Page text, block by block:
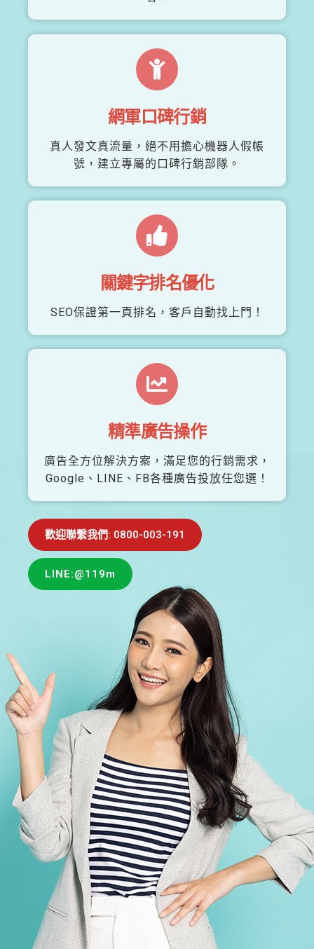
網軍口碑行銷
真人發文真流量，絕不用擔心機器人假帳
號，建立專屬的口碑行銷部隊。
關鍵字排名優化
SEO保證第一頁排名，客戶自動找上門！
精準廣告操作
廣告全方位解決方案，滿足您的行銷需求，
Google、LINE、FB各種廣告投放任您選！
歡迎聯繫我們: 0800-003-191
LINE:@119m